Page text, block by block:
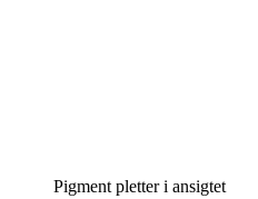
Pigment pletter i ansigtet